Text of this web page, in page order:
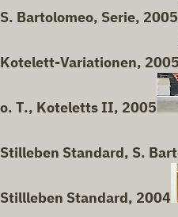
S. Bartolomeo, Serie, 2005
Kotelett-Variationen, 2005
o. T., Koteletts II, 2005
Stilleben Standard, S.
Stillleben Standard, 2004